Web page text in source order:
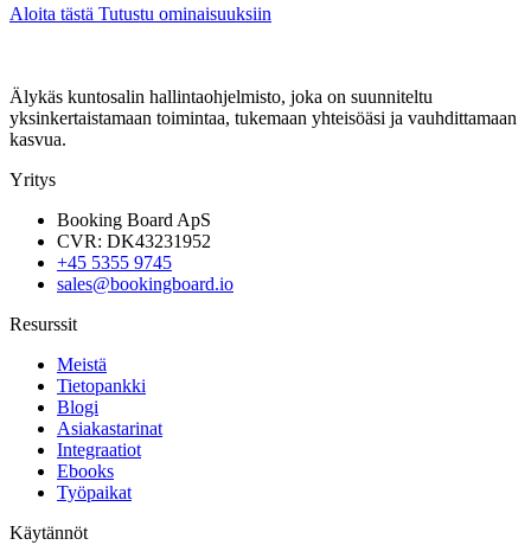
Aloita tästä Tutustu ominaisuuksiin
Älykäs kuntosalin hallintaohjelmisto, joka on suunniteltu
yksinkertaistamaan toimintaa, tukemaan yhteisöäsi ja vauhdittamaan
kasvua.
Yritys
Booking Board ApS
CVR: DK43231952
+45 5355 9745
sales@bookingboard.io
Resurssit
Meistä
Tietopankki
Blogi
Asiakastarinat
Integraatiot
Ebooks
Työpaikat
Käytännöt